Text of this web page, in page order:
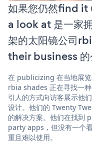
如果您仍然find
a look at 是一家
架的太阳镜公司
their business 的
在 publicizing 在当地展览
rbia shades 正在寻找一
引人的方式向访客展示他
设计。他们的 Twenty
的解决方案。他们在找
party apps，但没有一个
重且难以使用。